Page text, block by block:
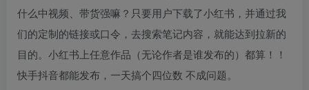
什么中视频、带货强嘛？只要用户下载了小红书，并通过我
们的定制的链接或口令，去搜索笔记内容，就能达到拉新的
目的。小红书上任意作品（无论作者是谁发布的）都算！！
快手抖音都能发布，一天搞个四位数 不成问题。